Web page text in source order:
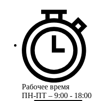
Рабочее время
ПН-ПТ – 9:00 - 18:00